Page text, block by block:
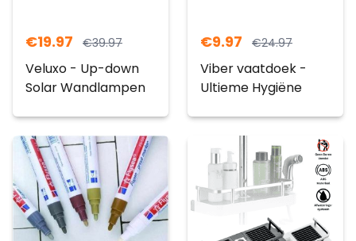
€19.97 €39.97
Veluxo - Up-down
Solar Wandlampen
€9.97 €24.97
Viber vaatdoek -
Ultieme Hygiëne